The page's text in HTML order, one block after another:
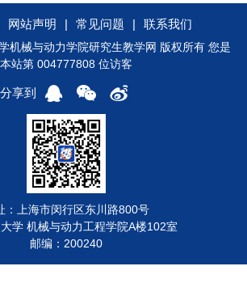
网站声明 | 常见问题 | 联系我们
机械与动力学院研究生教学网 版权所有 您是
本站第 004777808 位访客
分享到
：上海市闵行区东川路800号
大学 机械与动力工程学院A楼102室
邮编：200240